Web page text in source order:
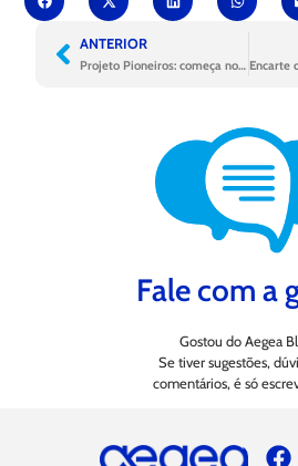
ANTERIOR
Projeto Pioneiros: começa nova jornada para 500 jovens
Fale com a
Gostou do Aegea
Se tiver sugestões,
comentários, é só